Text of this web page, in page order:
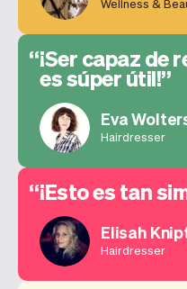
Wellness &
¡Ser capaz de
es súper útil!
Eva
Hairdresser
¡Esto es tan
Elisah
Hairdresser